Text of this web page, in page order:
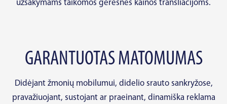
užsakymams taikomos geresnės kainos transliacijoms.
GARANTUOTAS MATOMUMAS
Didėjant žmonių mobilumui, didelio srauto sankryžose,
pravažiuojant, sustojant ar praeinant, dinamiška reklama